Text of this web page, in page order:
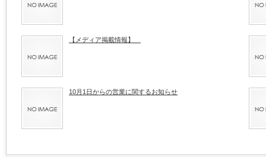
【メディア掲載情報】
10月1日からの営業に関するお知らせ